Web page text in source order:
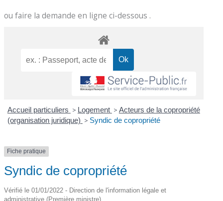
ou faire la demande en ligne ci-dessous .
Accueil particuliers > Logement > Acteurs de la copropriété
(organisation juridique) > Syndic de copropriété
Fiche pratique
Syndic de copropriété
Vérifié le 01/01/2022 - Direction de l'information légale et
administrative (Première ministre)